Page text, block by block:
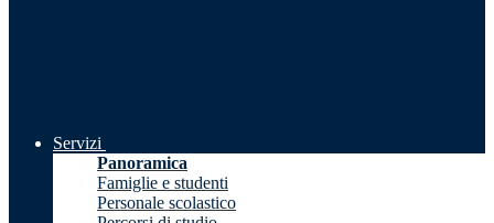
Servizi
Panoramica
Famiglie e studenti
Personale scolastico